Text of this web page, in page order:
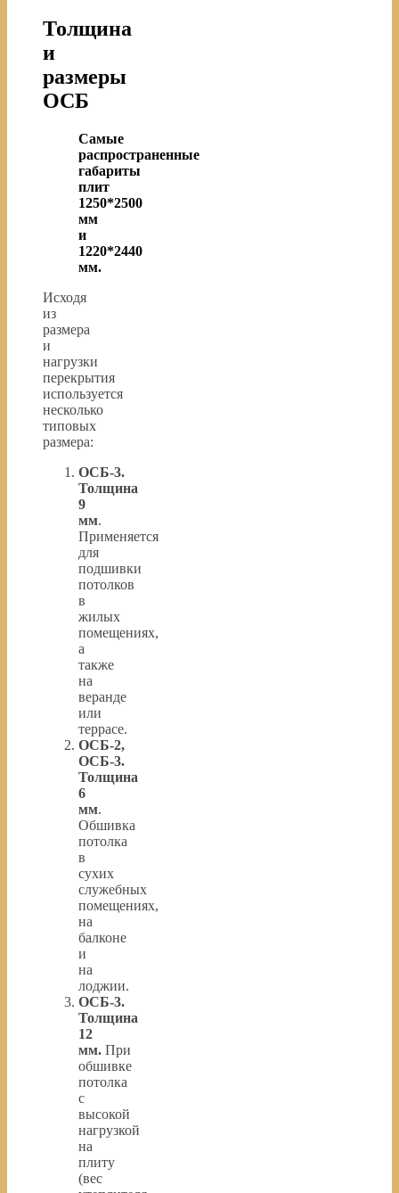
Толщина
и
размеры
ОСБ
Самые
распространенные
габариты
плит
1250*2500
мм
и
1220*2440
мм.
Исходя
из
размера
и
нагрузки
перекрытия
используется
несколько
типовых
размера:
ОСБ-3.
Толщина
9
мм.
Применяется
для
подшивки
потолков
в
жилых
помещениях,
а
также
на
веранде
или
террасе.
ОСБ-2,
ОСБ-3.
Толщина
6
мм.
Обшивка
потолка
в
сухих
служебных
помещениях,
на
балконе
и
на
лоджии.
ОСБ-3.
Толщина
12
мм. При
обшивке
потолка
с
высокой
нагрузкой
на
плиту
(вес